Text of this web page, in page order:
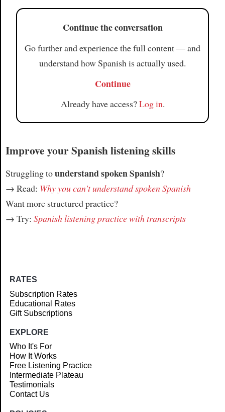
Continue the conversation
Go further and experience the full content — and
understand how Spanish is actually used.
Continue
Already have access?Log in.
Improve your Spanish listening skills
Struggling tounderstand spoken Spanish?
→ Read: Why you can't understand spoken Spanish
Want more structured practice?
→ Try: Spanish listening practice with transcripts
RATES
Subscription Rates
Educational Rates
Gift Subscriptions
EXPLORE
Who It's For
How It Works
Free Listening Practice
Intermediate Plateau
Testimonials
Contact Us